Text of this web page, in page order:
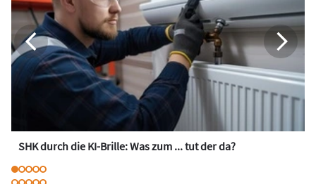
SHK durch die KI-Brille: Was zum ... tut der da?